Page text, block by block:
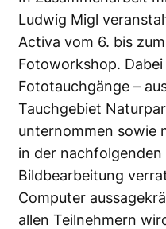
Ludwig Migl
Activa vom 6. bis
Fotoworkshop.
Fototauchgänge –
Tauchgebiet
unternommen sowie
in der
Bildbearbeitung
Computer
allen Teilnehmern